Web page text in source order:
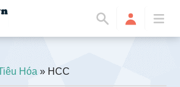
Hóa » HCC